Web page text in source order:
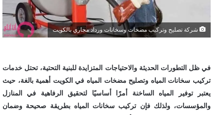
شركة تصليح وتركيب مضخات وسخانات ورداد مجاري بالكويت
في ظل التطورات الحديثة والاحتياجات المتزايدة للبنية التحتية، تحتل خدمات
تركيب سخانات المياه وتصليح مضخات المياه في الكويت أهمية بالغة، حيث
يعتبر توفير المياه الساخنة أمرًا أساسيًا لتحقيق الرفاهية في المنازل
والمؤسسات، ولذلك فإن تركيب سخانات المياه بطريقة صحيحة وضمان